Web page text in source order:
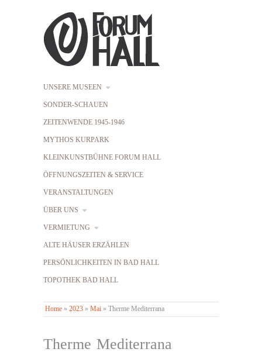
UNSERE MUSEEN
SONDER-SCHAUEN
ZEITENWENDE 1945-1946
MYTHOS KURPARK
KLEINKUNSTBÜHNE FORUM HALL
ÖFFNUNGSZEITEN & SERVICE
VERANSTALTUNGEN
ÜBER UNS
VERMIETUNG
ALTE HÄUSER ERZÄHLEN
PERSÖNLICHKEITEN IN BAD HALL
TOPOTHEK BAD HALL
Home » 2023 » Mai » Therme Mediterrana
Therme Mediterrana